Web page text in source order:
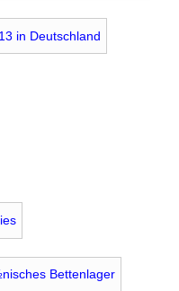
in Deutschland
Bettenlager